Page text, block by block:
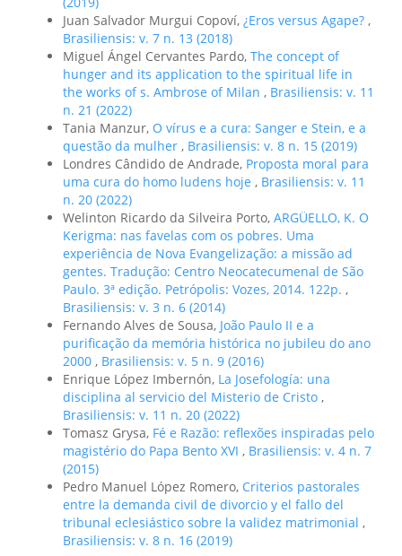
Juan Salvador Murgui Copoví, ¿Eros versus Agape? ,
Brasiliensis: v. 7 n. 13 (2018)
Miguel Ángel Cervantes Pardo, The concept of
hunger and its application to the spiritual life in
the works of s. Ambrose of Milan , Brasiliensis: v. 11
n. 21 (2022)
Tania Manzur, O vírus e a cura: Sanger e Stein, e a
questão da mulher , Brasiliensis: v. 8 n. 15 (2019)
Londres Cândido de Andrade, Proposta moral para
uma cura do homo ludens hoje , Brasiliensis: v. 11
n. 20 (2022)
Welinton Ricardo da Silveira Porto, ARGÜELLO, K. O
Kerigma: nas favelas com os pobres. Uma
experiência de Nova Evangelização: a missão ad
gentes. Tradução: Centro Neocatecumenal de São
Paulo. 3ª edição. Petrópolis: Vozes, 2014. 122p. ,
Brasiliensis: v. 3 n. 6 (2014)
Fernando Alves de Sousa, João Paulo II e a
purificação da memória histórica no jubileu do ano
2000 , Brasiliensis: v. 5 n. 9 (2016)
Enrique López Imbernón, La Josefología: una
disciplina al servicio del Misterio de Cristo ,
Brasiliensis: v. 11 n. 20 (2022)
Tomasz Grysa, Fé e Razão: reflexões inspiradas pelo
magistério do Papa Bento XVI , Brasiliensis: v. 4 n. 7
(2015)
Pedro Manuel López Romero, Criterios pastorales
entre la demanda civil de divorcio y el fallo del
tribunal eclesiástico sobre la validez matrimonial ,
Brasiliensis: v. 8 n. 16 (2019)